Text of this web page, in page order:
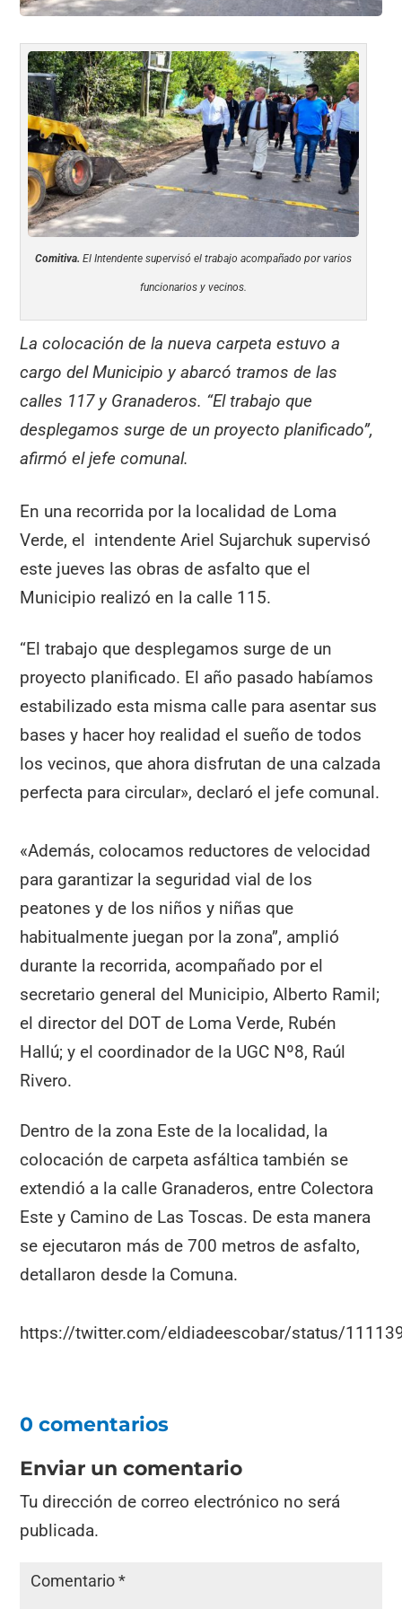
Comitiva. El Intendente supervisó el trabajo acompañado por varios
funcionarios y vecinos.
La colocación de la nueva carpeta estuvo a
cargo del Municipio y abarcó tramos de las
calles 117 y Granaderos. “El trabajo que
desplegamos surge de un proyecto planificado”,
afirmó el jefe comunal.
En una recorrida por la localidad de Loma
Verde, el intendente Ariel Sujarchuk supervisó
este jueves las obras de asfalto que el
Municipio realizó en la calle 115.
“El trabajo que desplegamos surge de un
proyecto planificado. El año pasado habíamos
estabilizado esta misma calle para asentar sus
bases y hacer hoy realidad el sueño de todos
los vecinos, que ahora disfrutan de una calzada
perfecta para circular», declaró el jefe comunal.
«Además, colocamos reductores de velocidad
para garantizar la seguridad vial de los
peatones y de los niños y niñas que
habitualmente juegan por la zona”, amplió
durante la recorrida, acompañado por el
secretario general del Municipio, Alberto Ramil;
el director del DOT de Loma Verde, Rubén
Hallú; y el coordinador de la UGC Nº8, Raúl
Rivero.
Dentro de la zona Este de la localidad, la
colocación de carpeta asfáltica también se
extendió a la calle Granaderos, entre Colectora
Este y Camino de Las Toscas. De esta manera
se ejecutaron más de 700 metros de asfalto,
detallaron desde la Comuna.
https://twitter.com/eldiadeescobar/status/
0 comentarios
Enviar un comentario
Tu dirección de correo electrónico no será
publicada.